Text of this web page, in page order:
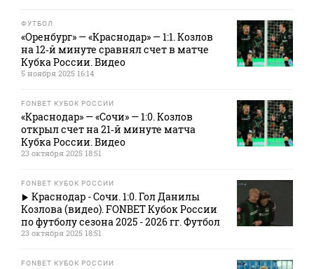
ФУТБОЛ
«Оренбург» — «Краснодар» — 1:1. Козлов
на 12‑й минуте сравнял счет в матче
Кубка России. Видео
5 ноября 2025 16:14
FONBET КУБОК РОССИИ
«Краснодар» — «Сочи» — 1:0. Козлов
открыл счет на 21‑й минуте матча
Кубка России. Видео
23 октября 2025 18:51
FONBET КУБОК РОССИИ
Краснодар - Сочи. 1:0. Гол Данилы
Козлова (видео). FONBET Кубок России
по футболу сезона 2025 - 2026 гг. Футбол
23 октября 2025 18:51
FONBET КУБОК РОССИИ